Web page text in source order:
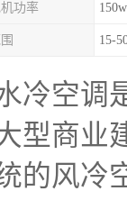
功率 150w
15-
冷空调
型商业
的风冷